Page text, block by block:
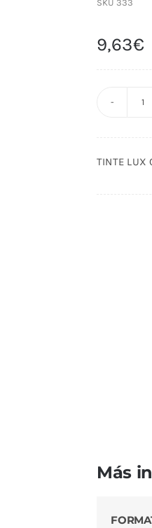
SKU 333
9,63€
TINTE LUX
Más